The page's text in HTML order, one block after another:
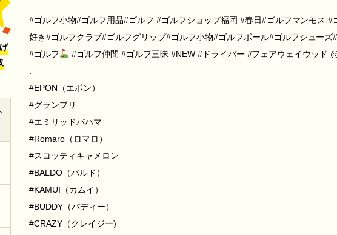
#ゴルフ小物#ゴルフ用品#ゴルフ #ゴルフショップ福岡 #春日#ゴルフマンモス
好き#ゴルフクラブ#ゴルフグリップ#ゴルフ小物#ゴルフボール#ゴルフシュー
#ゴルフ
#ゴルフ仲間 #ゴルフ三昧 #NEW #ドライバー #フェアウェイウッド
#EPON（エポン）
#グランプリ
#エミリッドバハマ
#Romaro（ロマロ）
#スコッティキャメロン
#BALDO（バルド）
#KAMUI（カムイ）
#BUDDY（バディー）
#CRAZY（クレイジー)